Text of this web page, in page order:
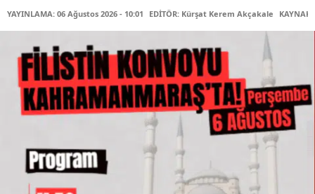
YAYINLAMA: 06 Ağustos 2026 - 10:01 EDİTÖR: Kürşat Kerem Akçakale